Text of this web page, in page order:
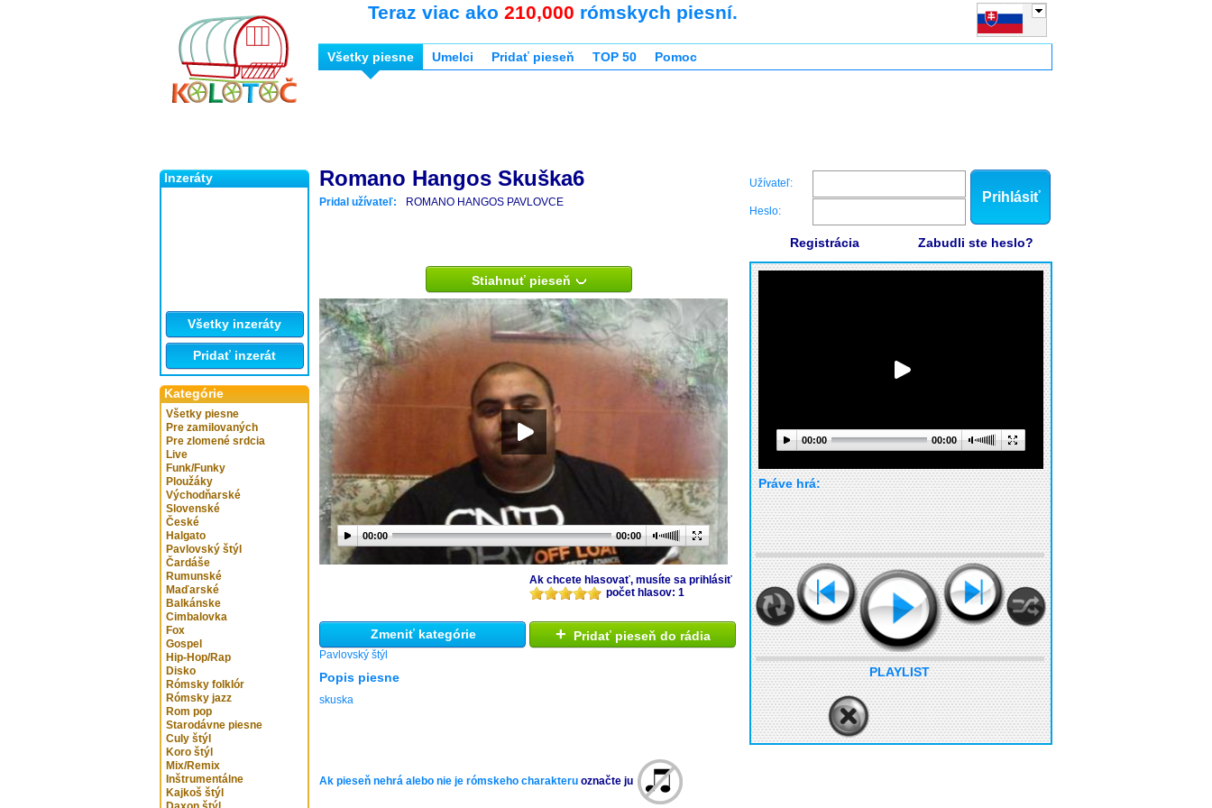
Inzeráty
Všetky inzeráty
Pridať inzerát
Kategórie
Všetky piesne
Pre zamilovaných
Pre zlomené srdcia
Live
Funk/Funky
Ploužáky
Východňarské
Slovenské
České
Halgato
Pavlovský štýl
Čardáše
Rumunské
Maďarské
Balkánske
Cimbalovka
Fox
Gospel
Hip-Hop/Rap
Disko
Rómsky folklór
Rómsky jazz
Rom pop
Starodávne piesne
Culy štýl
Koro štýl
Mix/Remix
Inštrumentálne
Kajkoš štýl
Teraz viac ako 210,000 rómskych piesní.
Všetky piesne Umelci Pridať pieseň TOP 50 Pomoc
Romano Hangos Skuška6
Pridal užívateľ: ROMANO HANGOS PAVLOVCE
Stiahnuť pieseň
00:00 00:00
Ak chcete hlasovať, musíte sa prihlásiť
počet hlasov: 1
Zmeniť kategórie
Pavlovský štýl
+ Pridať pieseň do rádia
Popis piesne
skuska
Ak pieseň nehrá alebo nie je rómskeho charakteru označte ju
Užívateľ:
Heslo:
Prihlásiť
Registrácia Zabudli ste heslo?
00:00 00:00
Práve hrá:
PLAYLIST